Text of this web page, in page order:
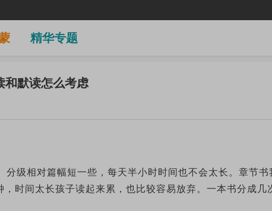
精华专题
和默读怎么考虑
级相对篇幅短一些，每天半小时时间也不会太长。章节书
时间太长孩子读起来累，也比较容易放弃。一本书分成几